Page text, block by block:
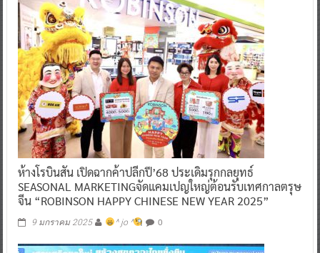
ห้างโรบินสัน เปิดฉากค้าปลีกปี’68 ประเดิมรุกกลยุทธ์
SEASONAL MARKETINGจัดแคมเปญใหญ่ต้อนรับเทศกาลตรุษ
จีน “ROBINSON HAPPY CHINESE NEW YEAR 2025”
9 มกราคม 2025 ^ jo ^ 0